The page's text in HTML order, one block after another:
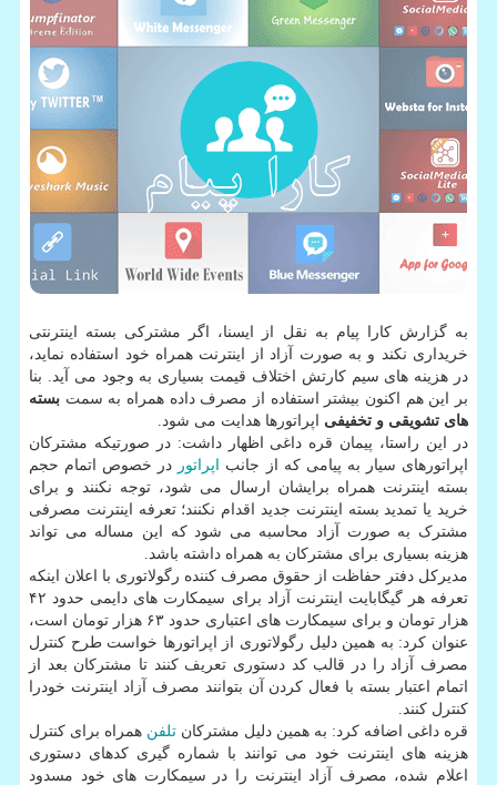
به گزارش کارا پیام به نقل از ایسنا، اگر مشترکی بسته اینترنتی
خریداری نکند و به صورت آزاد از اینترنت همراه خود استفاده نماید،
در هزینه های سیم کارتش اختلاف قیمت بسیاری به وجود می آید. بنا
بر این هم اکنون بیشتر استفاده از مصرف داده همراه به سمت بسته
های تشویقی و تخفیفی اپراتورها هدایت می شود.
در این راستا، پیمان قره داغی اظهار داشت: در صورتیکه مشترکان
اپراتورهای سیار به پیامی که از جانب
اپراتور در خصوص اتمام حجم
بسته اینترنت همراه برایشان ارسال می شود، توجه نکنند و برای
خرید یا تمدید بسته اینترنت جدید اقدام نکنند؛ تعرفه اینترنت مصرفی
مشترک به صورت آزاد محاسبه می شود که این مساله می تواند
هزینه بسیاری برای مشترکان به همراه داشته باشد.
مدیرکل دفتر حفاظت از حقوق مصرف کننده رگولاتوری با اعلان اینکه
تعرفه هر گیگابایت اینترنت آزاد برای سیمکارت های دایمی حدود ۴۲
هزار تومان و برای سیمکارت های اعتباری حدود ۶۳ هزار تومان است،
عنوان کرد: به همین دلیل رگولاتوری از اپراتورها خواست طرح کنترل
مصرف آزاد را در قالب کد دستوری تعریف کنند تا مشترکان بعد از
اتمام اعتبار بسته با فعال کردن آن بتوانند مصرف آزاد اینترنت خودرا
کنترل کنند.
قره داغی اضافه کرد: به همین دلیل مشترکان تلفن همراه برای کنترل
هزینه های اینترنت خود می توانند با شماره گیری کدهای دستوری
اعلام شده، مصرف آزاد اینترنت را در سیمکارت های خود مسدود